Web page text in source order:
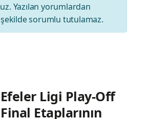
Yazılan yorumlardan
sorumlu tutulamaz.
Ligi Play-Off
Etaplarının